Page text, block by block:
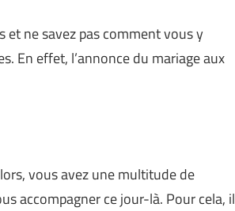
et ne savez pas comment vous y
En effet, l’annonce du mariage aux
vous avez une multitude de
accompagner ce jour-là. Pour cela, il